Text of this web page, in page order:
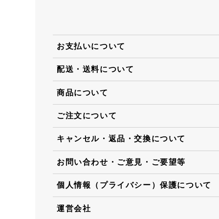
お支払いについて
配送・送料について
商品について
ご注文について
キャンセル・返品・交換について
お問い合わせ・ご意見・ご要望等
個人情報（プライバシー）保護について
運営会社